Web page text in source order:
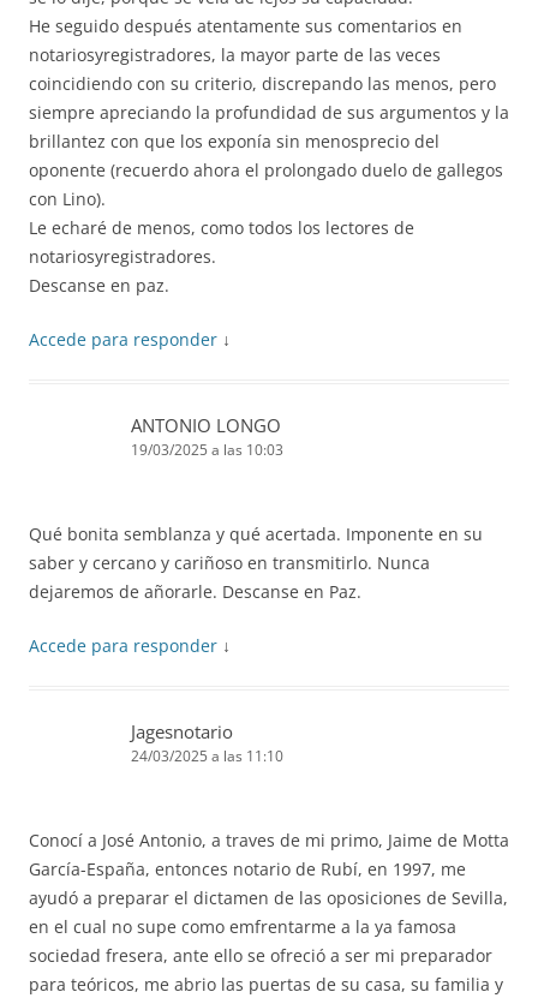
He seguido después atentamente sus comentarios en
notariosyregistradores, la mayor parte de las veces
coincidiendo con su criterio, discrepando las menos, pero
siempre apreciando la profundidad de sus argumentos y la
brillantez con que los exponía sin menosprecio del
oponente (recuerdo ahora el prolongado duelo de gallegos
con Lino).
Le echaré de menos, como todos los lectores de
notariosyregistradores.
Descanse en paz.
Accede para responder ↓
ANTONIO LONGO
19/03/2025 a las 10:03
Qué bonita semblanza y qué acertada. Imponente en su
saber y cercano y cariñoso en transmitirlo. Nunca
dejaremos de añorarle. Descanse en Paz.
Accede para responder ↓
Jagesnotario
24/03/2025 a las 11:10
Conocí a José Antonio, a traves de mi primo, Jaime de Motta
García-España, entonces notario de Rubí, en 1997, me
ayudó a preparar el dictamen de las oposiciones de Sevilla,
en el cual no supe como emfrentarme a la ya famosa
sociedad fresera, ante ello se ofreció a ser mi preparador
para teóricos, me abrio las puertas de su casa, su familia y